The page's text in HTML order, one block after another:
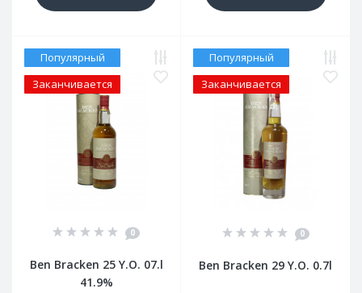
Популярный
Заканчивается
0
Ben Bracken 25 Y.O. 07.l
41.9%
Популярный
Заканчивается
0
Ben Bracken 29 Y.O. 0.7l